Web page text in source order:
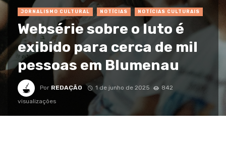
JORNALISMO CULTURAL NOTÍCIAS NOTÍCIAS CULTURAIS
Websérie sobre o luto é
exibido para cerca de mil
pessoas em Blumenau
Por REDAÇÃO 1 de junho de 2025
842
visualizações